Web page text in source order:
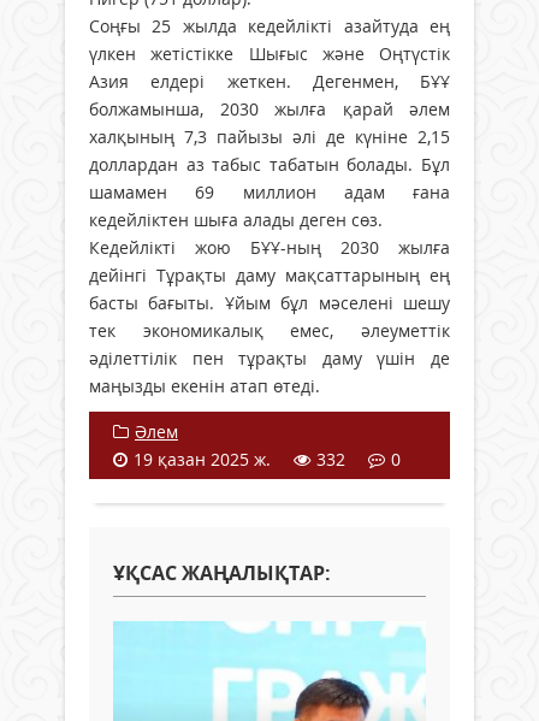
Соңғы 25 жылда кедейлікті азайтуда ең
үлкен жетістікке Шығыс және Оңтүстік
Азия елдері жеткен. Дегенмен, БҰҰ
болжамынша, 2030 жылға қарай әлем
халқының 7,3 пайызы әлі де күніне 2,15
доллардан аз табыс табатын болады. Бұл
шамамен 69 миллион адам ғана
кедейліктен шыға алады деген сөз.
Кедейлікті жою БҰҰ-ның 2030 жылға
дейінгі Тұрақты даму мақсаттарының ең
басты бағыты. Ұйым бұл мәселені шешу
тек экономикалық емес, әлеуметтік
әділеттілік пен тұрақты даму үшін де
маңызды екенін атап өтеді.
Әлем
19 қазан 2025 ж.
332 0
ҰҚСАС ЖАҢАЛЫҚТАР: